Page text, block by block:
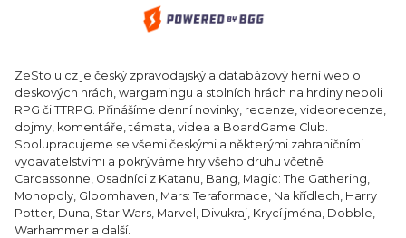
ZeStolu.cz je český zpravodajský a databázový herní web o
deskových hrách, wargamingu a stolních hrách na hrdiny neboli
RPG či TTRPG. Přinášíme denní novinky, recenze, videorecenze,
dojmy, komentáře, témata, videa a BoardGame Club.
Spolupracujeme se všemi českými a některými zahraničními
vydavatelstvími a pokrýváme hry všeho druhu včetně
Carcassonne, Osadníci z Katanu, Bang, Magic: The Gathering,
Monopoly, Gloomhaven, Mars: Teraformace, Na křídlech, Harry
Potter, Duna, Star Wars, Marvel, Divukraj, Krycí jména, Dobble,
Warhammer a další.